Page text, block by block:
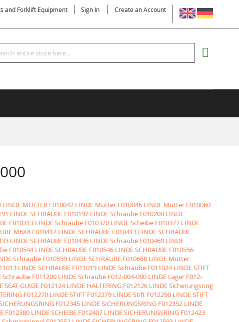
LANGUAGE
and Forklift Equipment Sign In Create an Account
Search
LINDE MUTTER F010042 LINDE Mutter F010046 LINDE Mutter F010060
LINDE SCHRAUBE F010192 LINDE Schraube F010200 LINDE
F010313 LINDE Schraube F010370 LINDE Scheibe F010377 LINDE
M6X8 F010412 LINDE SCHRAUBE F010413 LINDE SCHRAUBE
LINDE SCHRAUBE F010436 LINDE Schraube F010460 LINDE
F010544 LINDE SCHRAUBE F010546 LINDE SCHRAUBE F010556
Schraube F010599 LINDE SCHRAUBE F010668 LINDE Mutter
LINDE SCHRAUBE F011019 LINDE Schraube F011024 LINDE STIFT
Schraube F011200 LINDE Schraube F012-004-000 LINDE Lager F012-
SEAT GUIDE F012124 LINDE HALTERING F012126 LINDE Sicherungsring
F012270 LINDE STIFT F012279 LINDE Stift F012290 LINDE STIFT
F012345 LINDE SICHERUNGSRING F012352 LINDE
F012380 LINDE SCHEIBE F012407 LINDE SICHERUNGSRING F012423